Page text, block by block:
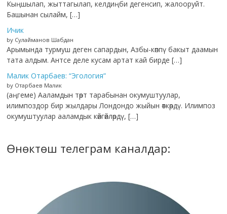
Кыңшылап, жыттагылап, келдиңби дегенсип, жалооруйт.
Башынан сылайм, […]
Ичик
by Сулайманов Шабдан
Арымында турмуш деген сапардын, Азбы-көппү бакыт даамын
тата алдым. Антсе деле кусам артат кай бирде […]
Малик Отарбаев: “Эгология”
by Отарбаев Малик
(аңгеме) Ааламдын төрт тарабынан окумуштуулар,
илимпоздор бир жылдары Лондондо жыйын өткөрдү. Илимпоз
окумуштуулар ааламдык көйгөйлөрдү, […]
Өнөктөш телеграм каналдар: